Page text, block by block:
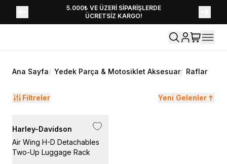
5.000₺ VE ÜZERİ SİPARİŞLERDE
ÜCRETSİZ KARGO!
YENİ SEZON KOLEKSİYONU EKLENDİ,
HEMEN KEŞFET!
Ana Sayfa/ Yedek Parça & Motosiklet Aksesuar/ Raflar
Filtreler Yeni Gelenler
Harley-Davidson
Air Wing H-D Detachables
Two-Up Luggage Rack